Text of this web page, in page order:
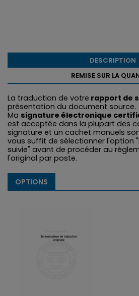
DESCRIPTION
REMISE SUR LA
La traduction de votre rapport de
présentation du document source.
Ma signature électronique
est acceptée dans la plupart des
signature et un cachet manuels
vous suffit de sélectionner l'option
suivie" avant de procéder au
l'original par poste.
OPTIONS